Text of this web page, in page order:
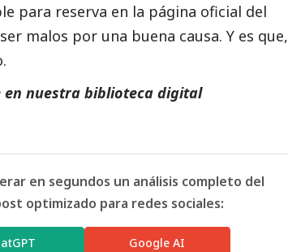
para reserva en la página oficial del
malos por una buena causa. Y es que,
en nuestra biblioteca digital
en segundos un análisis completo del
optimizado para redes sociales:
Google AI